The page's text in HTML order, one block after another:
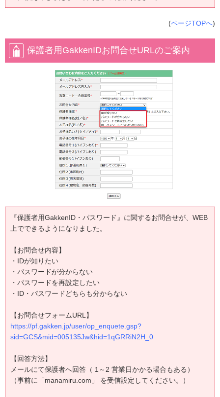
(ページTOPへ)
保護者用GakkenIDお問合せURLのご案内
『保護者用GakkenID・パスワード』に関するお問合せが、WEB
上でできるようになりました。
【お問合せ内容】
・IDが知りたい
・パスワードが分からない
・パスワードを再設定したい
・ID・パスワードどちらも分からない
【お問合せフォームURL】
https://pf.gakken.jp/user/op_enquete.gsp?
sid=GCS&mid=005135Jw&hid=1qGRRiN2H_0
【回答方法】
メールにて保護者へ回答（ 1～2 営業日かかる場合もある）
（事前に「manamiru.com」 を受信設定してください。）